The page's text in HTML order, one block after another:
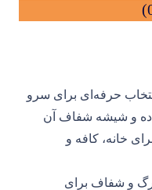
حرفه‌ای برای سرو
و شیشه شفاف آن
خانه، کافه و
شیشه‌ای بزرگ و شفاف برای